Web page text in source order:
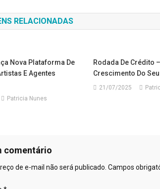
RELACIONADAS
Nova Plataforma De
E Agentes
Patricia Nunes
Rodada De Crédito
Crescimento Do
21/07/2025
comentário
de e-mail não será publicado. Campos